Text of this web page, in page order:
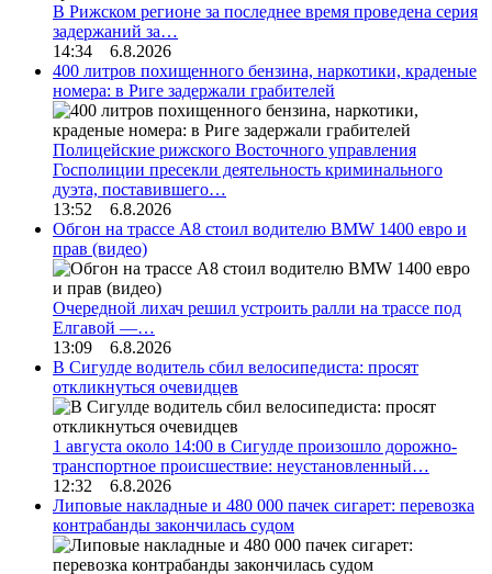
В Рижском регионе за последнее время проведена серия
задержаний за…
14:34 6.8.2026
400 литров похищенного бензина, наркотики, краденые
номера: в Риге задержали грабителей
Полицейские рижского Восточного управления
Госполиции пресекли деятельность криминального
дуэта, поставившего…
13:52 6.8.2026
Обгон на трассе А8 стоил водителю BMW 1400 евро и
прав (видео)
Очередной лихач решил устроить ралли на трассе под
Елгавой —…
13:09 6.8.2026
В Сигулде водитель сбил велосипедиста: просят
откликнуться очевидцев
1 августа около 14:00 в Сигулде произошло дорожно-
транспортное происшествие: неустановленный…
12:32 6.8.2026
Липовые накладные и 480 000 пачек сигарет: перевозка
контрабанды закончилась судом